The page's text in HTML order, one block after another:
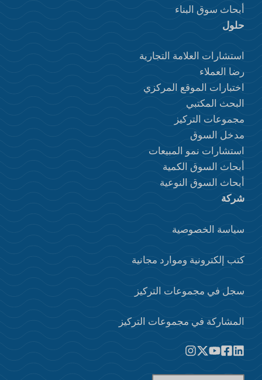
أبحاث سوق البناء
حلول
استشارات العلامة التجارية
رضا العملاء
اختبارات الموقع المركزي
البحث المكتبي
مجموعات التركيز
مدخل السوق
استشارات نمو المبيعات
أبحاث السوق الكمية
أبحاث السوق النوعية
شركة
سياسة الخصوصية
كتب إلكترونية وموارد مجانية
سجل في مجموعات التركيز
المشاركة في مجموعات التركيز